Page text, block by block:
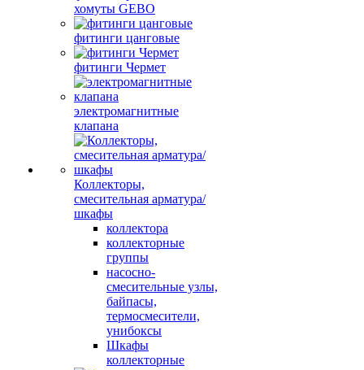
хомуты GEBO
фитинги цанговые
фитинги Чермет
электромагнитные
клапана
Коллекторы,
смесительная арматура/
шкафы
коллектора
коллекторные
группы
насосно-
смесительные узлы,
байпасы,
термосмесители,
унибоксы
Шкафы
коллекторные